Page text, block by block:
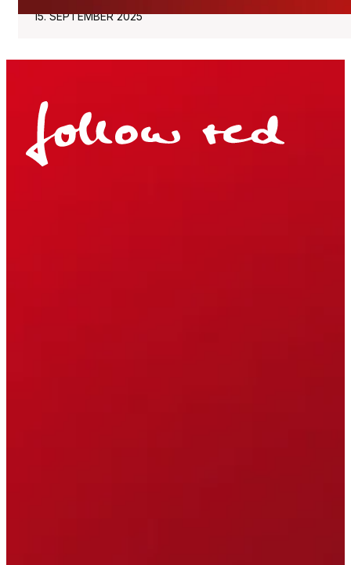
15. SEPTEMBER 2025